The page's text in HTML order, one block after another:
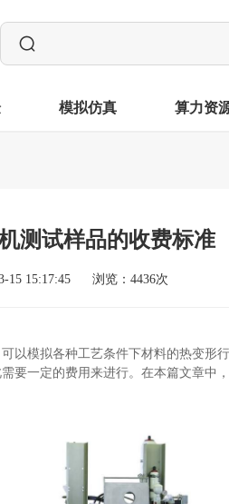
模拟仿真 算力资
测试样品的收费标准
15 15:17:45 浏览：4436次
以模拟各种工艺条件下材料的热变形
要一定的费用来进行。在本篇文章中